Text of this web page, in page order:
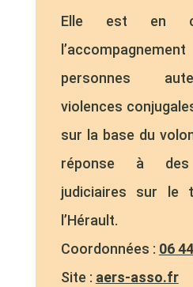
Elle est en
personnes
violences
sur la base du
réponse à des
judiciaires sur le
l’Hérault.
Coordonnées : 06
Site : aers-asso.fr